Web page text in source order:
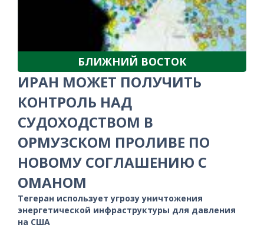
БЛИЖНИЙ ВОСТОК
ИРАН МОЖЕТ ПОЛУЧИТЬ
КОНТРОЛЬ НАД
СУДОХОДСТВОМ В
ОРМУЗСКОМ ПРОЛИВЕ ПО
НОВОМУ СОГЛАШЕНИЮ С
ОМАНОМ
Тегеран использует угрозу уничтожения
энергетической инфраструктуры для давления
на США